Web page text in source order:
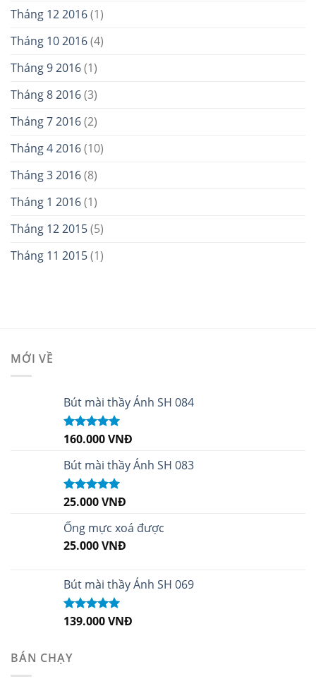
Tháng 12 2016(1)
Tháng 10 2016(4)
Tháng 9 2016(1)
Tháng 8 2016(3)
Tháng 7 2016(2)
Tháng 4 2016(10)
Tháng 3 2016(8)
Tháng 1 2016(1)
Tháng 12 2015(5)
Tháng 11 2015(1)
MỚI VỀ
Bút mài thầy Ánh SH 084
Được xếp
sao
160.000VNĐ
Bút mài thầy Ánh SH 083
Được xếp
sao
25.000VNĐ
Ống mực xoá được
25.000VNĐ
Bút mài thầy Ánh SH 069
Được xếp
139.000VNĐ
BÁN CHẠY